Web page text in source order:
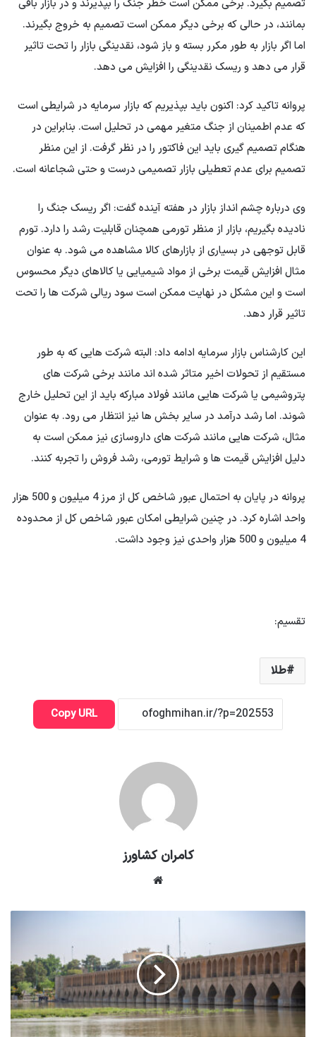
تصمیم بگیرد. برخی ممکن است خطر جنگ را بپذیرند و در بازار باقی
بمانند، در حالی که برخی دیگر ممکن است تصمیم به خروج بگیرند.
اما اگر بازار به طور مکرر بسته و باز شود، نقدینگی بازار را تحت تاثیر
قرار می دهد و ریسک نقدینگی را افزایش می دهد.
پروانه تاکید کرد: اکنون باید بپذیریم که بازار سرمایه در شرایطی است
که عدم اطمینان از جنگ متغیر مهمی در تحلیل است. بنابراین در
هنگام تصمیم گیری باید این فاکتور را در نظر گرفت. از این منظر
تصمیم برای عدم تعطیلی بازار تصمیمی درست و حتی شجاعانه است.
وی درباره چشم انداز بازار در هفته آینده گفت: اگر ریسک جنگ را
نادیده بگیریم، بازار از منظر تورمی همچنان قابلیت رشد را دارد. تورم
قابل توجهی در بسیاری از بازارهای کالا مشاهده می شود. به عنوان
مثال افزایش قیمت برخی از مواد شیمیایی یا کالاهای دیگر محسوس
است و این مشکل در نهایت ممکن است سود ریالی شرکت ها را تحت
تاثیر قرار دهد.
این کارشناس بازار سرمایه ادامه داد: البته شرکت هایی که به طور
مستقیم از تحولات اخیر متاثر شده اند مانند برخی شرکت های
پتروشیمی یا شرکت هایی مانند فولاد مبارکه باید از این تحلیل خارج
شوند. اما رشد درآمد در سایر بخش ها نیز انتظار می رود. به عنوان
مثال، شرکت هایی مانند شرکت های داروسازی نیز ممکن است به
دلیل افزایش قیمت ها و شرایط تورمی، رشد فروش را تجربه کنند.
پروانه در پایان به احتمال عبور شاخص کل از مرز 4 میلیون و 500 هزار
واحد اشاره کرد. در چنین شرایطی امکان عبور شاخص کل از محدوده
4 میلیون و 500 هزار واحدی نیز وجود داشت.
تقسیم:
طلا
Copy URL
کامران کشاورز